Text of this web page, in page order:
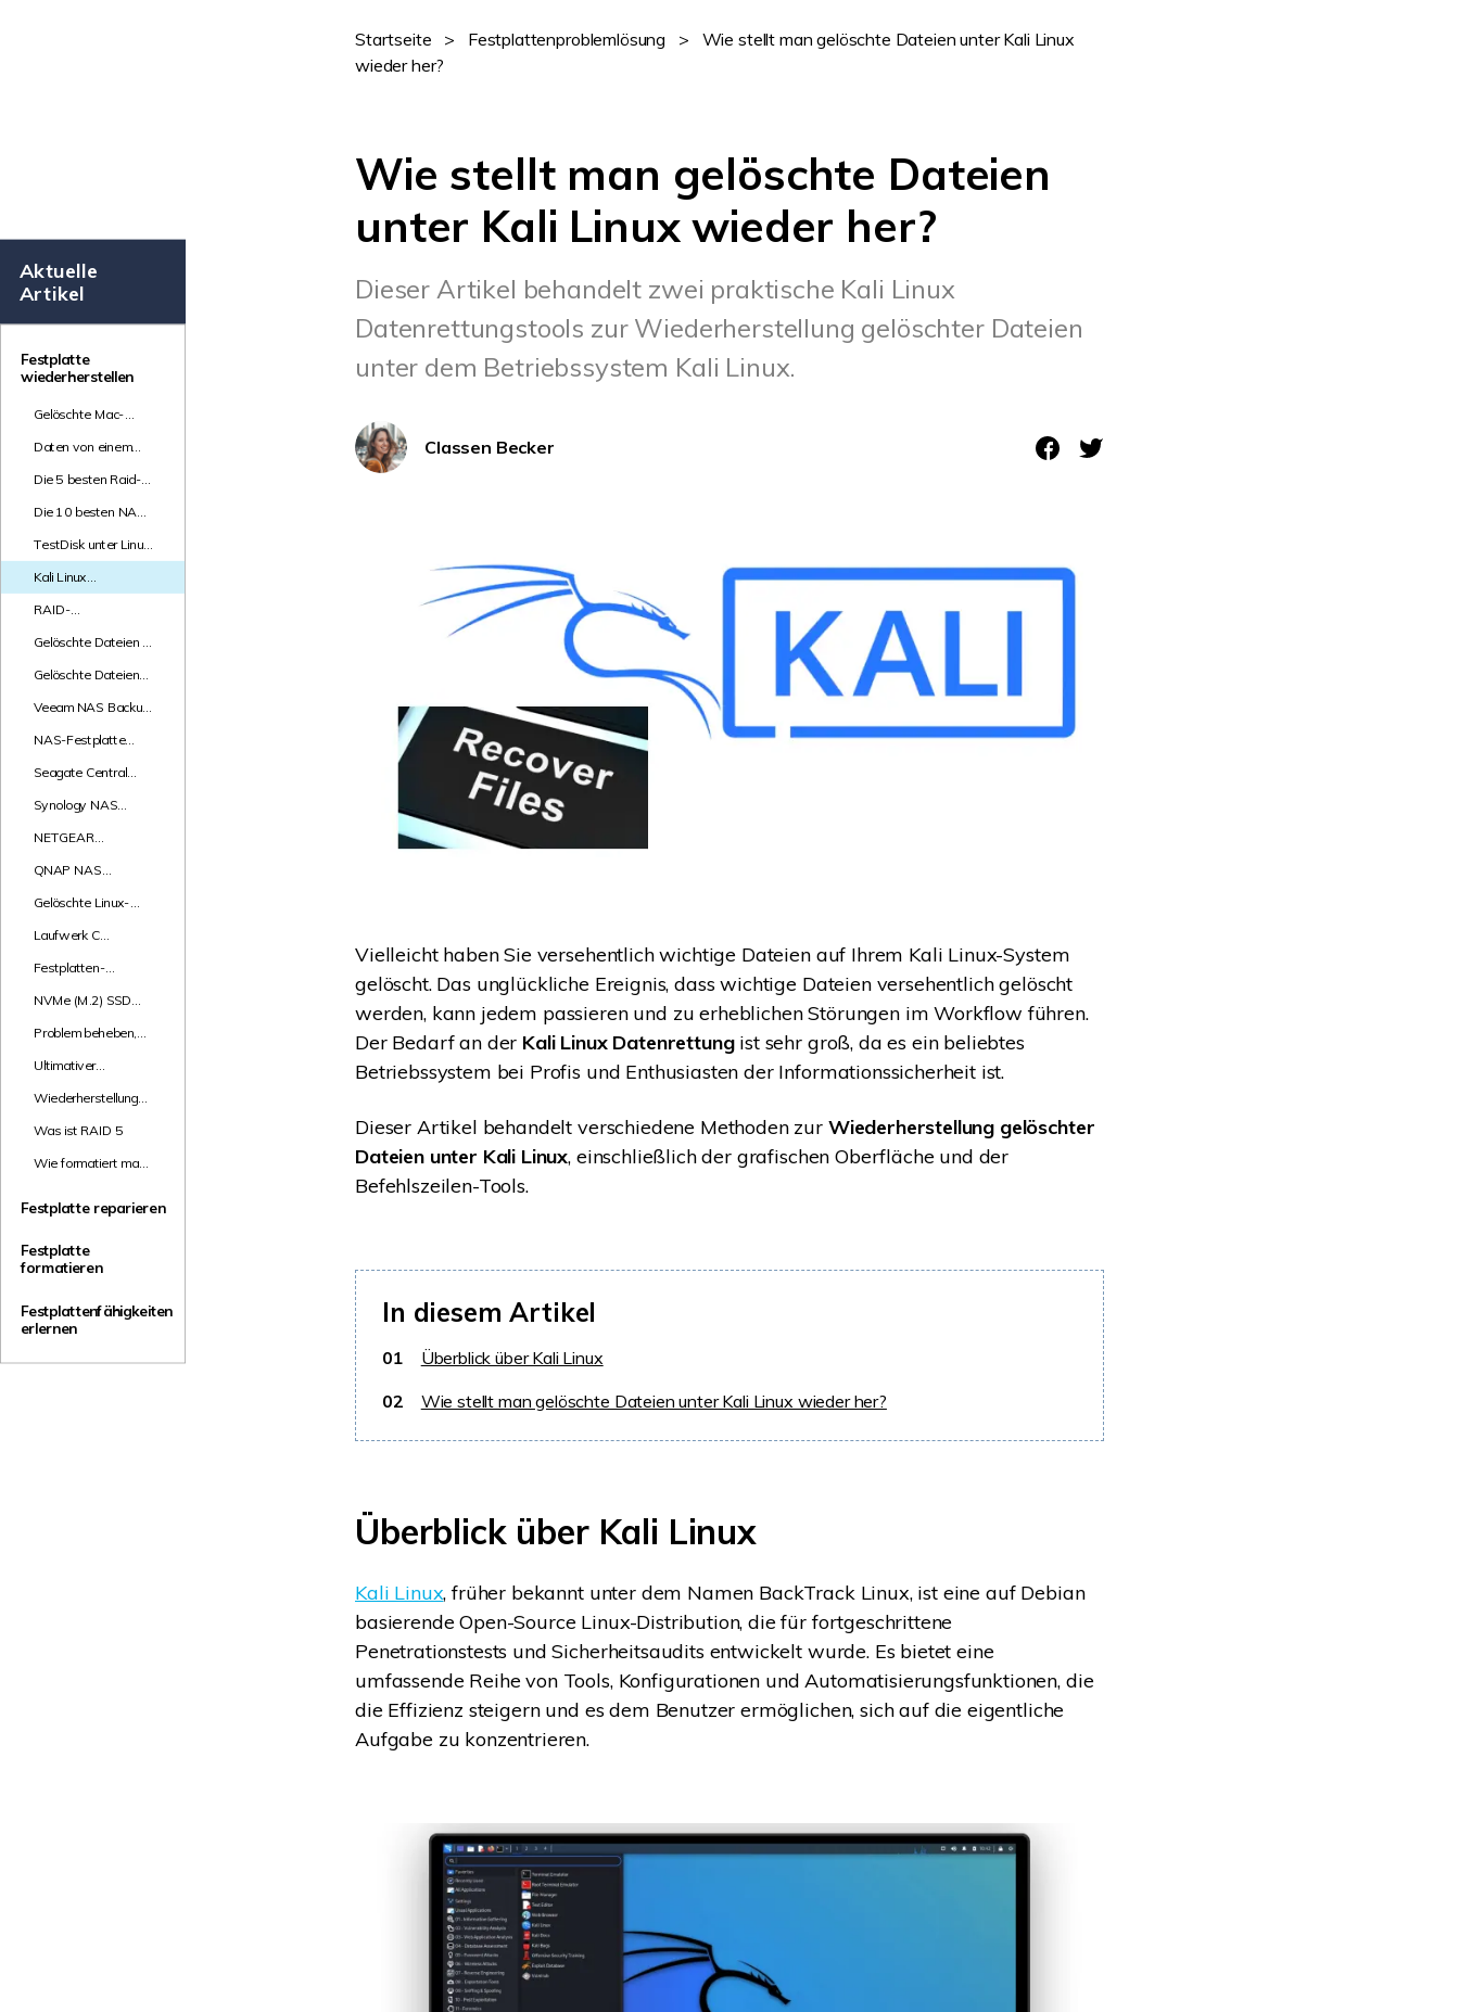
Startseite > Festplattenproblemlösung >
Wie stellt man gelöschte Dateien unter Kali Linux
wieder her?
Wie stellt man gelöschte Dateien
unter Kali Linux wieder her?
Dieser Artikel behandelt zwei praktische Kali Linux
Datenrettungstools zur Wiederherstellung gelöschter Dateien
unter dem Betriebssystem Kali Linux.
Classen Becker
Vielleicht haben Sie versehentlich wichtige Dateien auf Ihrem Kali Linux-System
gelöscht. Das unglückliche Ereignis, dass wichtige Dateien versehentlich gelöscht
werden, kann jedem passieren und zu erheblichen Störungen im Workflow führen.
Der Bedarf an der Kali Linux Datenrettungist sehr groß, da es ein beliebtes
Betriebssystem bei Profis und Enthusiasten der Informationssicherheit ist.
Dieser Artikel behandelt verschiedene Methoden zur Wiederherstellung gelöschter
Dateien unter Kali Linux, einschließlich der grafischen Oberfläche und der
Befehlszeilen-Tools.
In diesem Artikel
01
Überblick über Kali Linux
02
Wie stellt man gelöschte Dateien unter Kali Linux wieder her?
Überblick über Kali Linux
Kali Linux, früher bekannt unter dem Namen BackTrack Linux, ist eine auf Debian
basierende Open-Source Linux-Distribution, die für fortgeschrittene
Penetrationstests und Sicherheitsaudits entwickelt wurde. Es bietet eine
umfassende Reihe von Tools, Konfigurationen und Automatisierungsfunktionen, die
die Effizienz steigern und es dem Benutzer ermöglichen, sich auf die eigentliche
Aufgabe zu konzentrieren.
Aktuelle
Artikel
Festplatte
wiederherstellen
Gelöschte Mac-
wiederherstellen
Daten von einem
wiederherstellen
Die 5 besten Raid-
Die 10 besten NAS-
TestDisk unter Linux
installieren und
verwenden
Kali Linux
Datenrettung
RAID-
mit mdadm
Gelöschte Dateien in
wiederherstellen
Gelöschte Dateien
wiederherstellen
Veeam NAS Backup
NAS-Festplatte
Seagate Central
Datenwiederherstellung
Synology NAS
NETGEAR
Datenwiederherstellung
QNAP NAS
Gelöschte Linux-
wiederherstellen
Laufwerk C
Festplatten-
NVMe (M.2) SSD
Problem beheben,
Toshiba-Festplatte
nicht funktioniert
Ultimativer
Festplattenwiederherstellung:
So stellen Sie Ihre
wieder her
Wiederherstellung
Festplatte
Was ist RAID 5
Wie formatiert man
Festplatte für die
Xbox One?
Festplatte reparieren
Festplatte
formatieren
Festplattenfähigkeiten
erlernen